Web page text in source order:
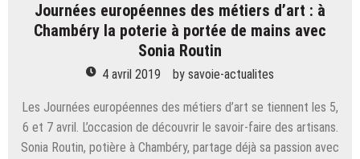
Journées européennes des métiers d’art : à
Chambéry la poterie à portée de mains avec
Sonia Routin
4 avril 2019 by savoie-actualites
Les Journées européennes des métiers d’art se tiennent les 5,
6 et 7 avril. L’occasion de découvrir le savoir-faire des artisans.
Sonia Routin, potière à Chambéry, partage déjà sa passion avec